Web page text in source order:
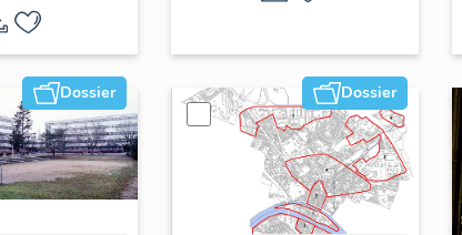
Dossier Dossier